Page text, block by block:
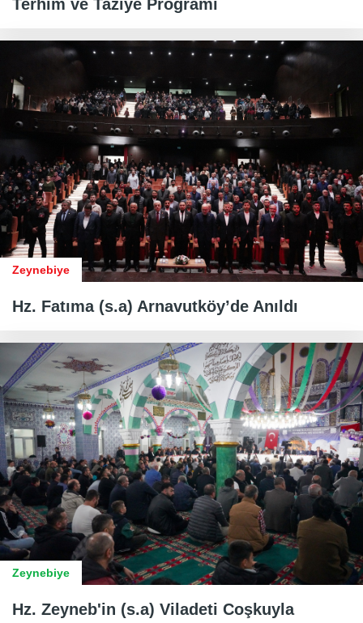
Terhim ve Taziye Programı
Zeynebiye
Hz. Fatıma (s.a) Arnavutköy’de Anıldı
Zeynebiye
Hz. Zeyneb'in (s.a) Viladeti Coşkuyla